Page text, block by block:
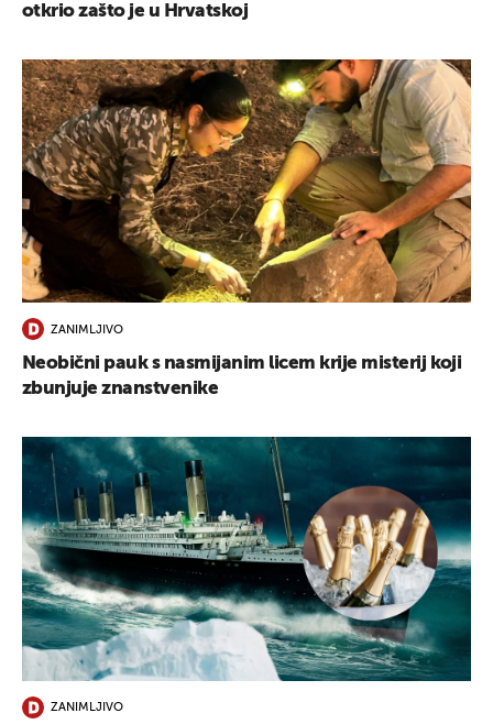
otkrio zašto je u Hrvatskoj
ZANIMLJIVO
Neobični pauk s nasmijanim licem krije misterij koji
zbunjuje znanstvenike
ZANIMLJIVO
UKLJUČITE NOTIFIKACIJE